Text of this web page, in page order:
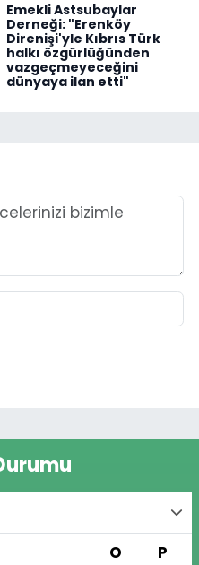
Emekli Astsubaylar
Derneği: "Erenköy
Direnişi'yle Kıbrıs Türk
halkı özgürlüğünden
vazgeçmeyeceğini
dünyaya ilan etti"
O P